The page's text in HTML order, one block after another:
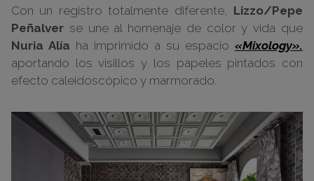
Con un registro totalmente diferente, Lizzo/Pepe
Peñalver se une al homenaje de color y vida que
Nuria Alía ha imprimido a su espacio «Mixology».
aportando los visillos y los papeles pintados con
efecto caleidoscópico y marmorado.